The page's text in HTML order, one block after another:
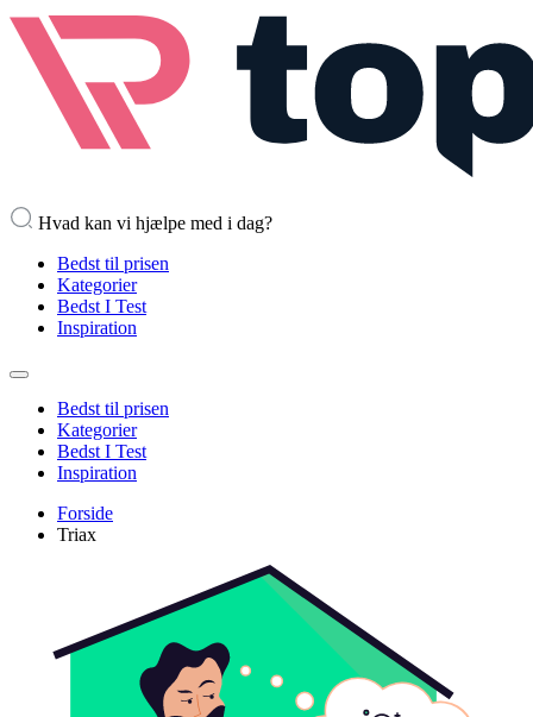
Hvad kan vi hjælpe med i dag?
Bedst til prisen
Kategorier
Bedst I Test
Inspiration
Bedst til prisen
Kategorier
Bedst I Test
Inspiration
Forside
Triax